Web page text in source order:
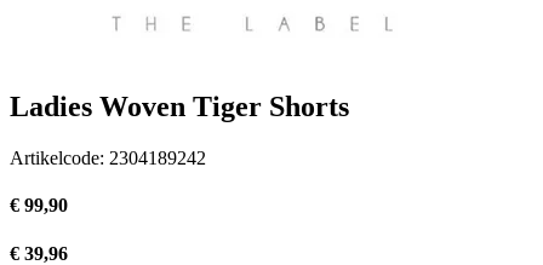
Ladies Woven Tiger Shorts
Artikelcode: 2304189242
€ 99,90
€ 39,96